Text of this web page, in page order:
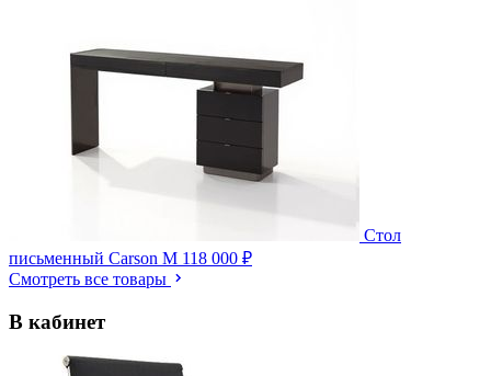
Стол
письменный Carson M 118 000 ₽
Смотреть все товары
В кабинет